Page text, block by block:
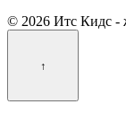
© 2026 Итс Кидс -